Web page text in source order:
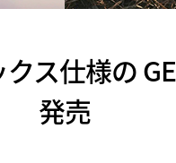
ス仕様の
発売